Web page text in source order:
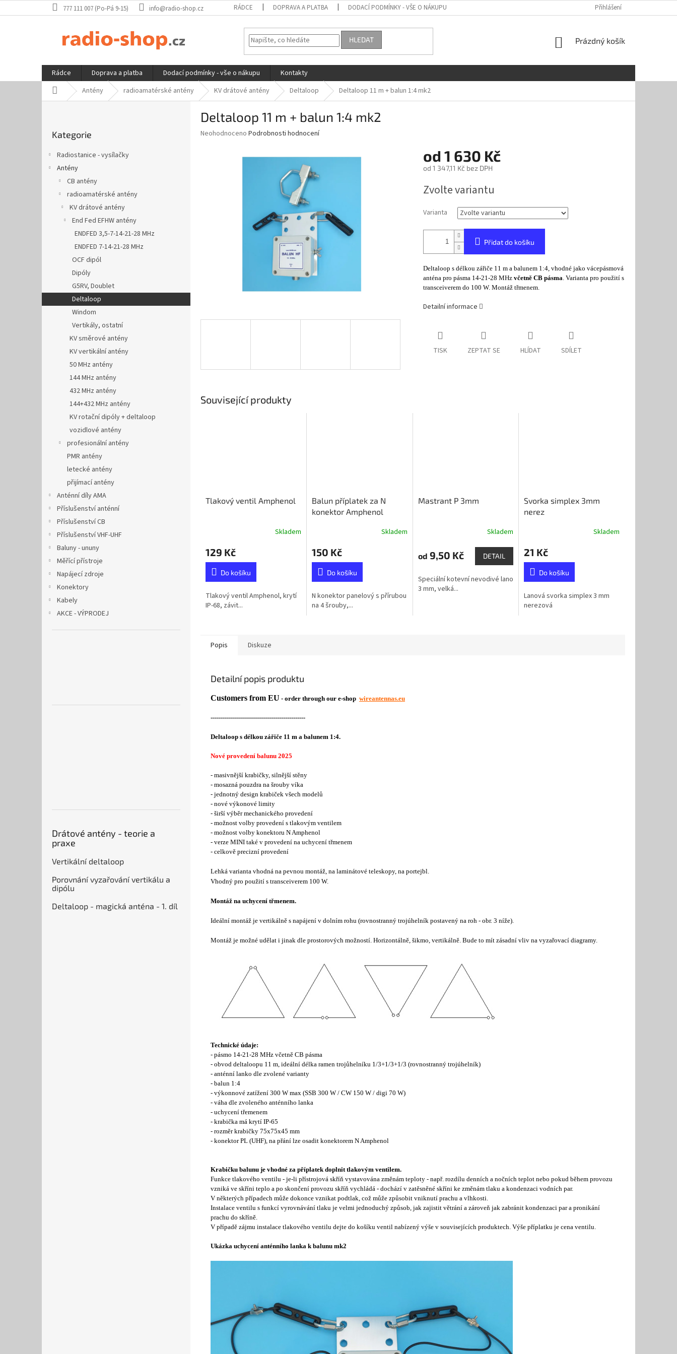
na
777 111 007 (Po-Pá 9-15) info@radio-shop.cz RÁDCE DOPRAVA A PLATBA DODACÍ PODMÍNKY - VŠE O NÁKUPU REKLAMAČNÍ ŘÁD GDPR
Přihlášení
HLEDAT
NÁKUPNÍ
Prázdný košík
Rádce Doprava a platba Dodací podmínky - vše o nákupu
Kontakty
Domů Antény radioamatérské antény KV drátové antény Deltaloop Deltaloop 11 m + balun 1:4 mk2
kategorie
Kategorie
Radiostanice - vysílačky
Antény
CB antény
radioamatérské antény
KV drátové antény
End Fed EFHW antény
ENDFED 3,5-7-14-21-28 MHz
ENDFED 7-14-21-28 MHz
OCF dipól
Dipóly
G5RV, Doublet
Deltaloop
Windom
Vertikály, ostatní
KV směrové antény
KV vertikální antény
50 MHz antény
144 MHz antény
432 MHz antény
144+432 MHz antény
KV rotační dipóly + deltaloop
vozidlové antény
profesionální antény
PMR antény
letecké antény
přijímací antény
Anténní díly AMA
Příslušenství anténní
Příslušenství CB
Příslušenství VHF-UHF
Baluny - ununy
Měřící přístroje
Napájecí zdroje
Konektory
Kabely
AKCE - VÝPRODEJ
Drátové antény - teorie a
praxe
Vertikální deltaloop
Porovnání vyzařování vertikálu a
dipólu
Deltaloop - magická anténa - 1. díl
Deltaloop 11 m + balun 1:4 mk2
Průměrné
Neohodnoceno Podrobnosti hodnocení
od 1 630 Kč
od 1 347,11 Kčbez DPH
cena:
Zvolte variantu
Varianta
Přidat do košíku
Deltaloop s délkou zářiče 11 m a balunem 1:4, vhodné jako vácepásmová
anténa pro pásma 14-21-28 MHz včetně CB pásma. Varianta pro použití s
transceiverem do 100 W. Montáž třmenem.
Detailní informace
TISK ZEPTAT SE HLÍDAT SDÍLET
Související produkty
Tlakový ventil Amphenol
Skladem
129 Kč
Do košíku
Tlakový ventil Amphenol, krytí
IP-68, závit...
Balun příplatek za N
konektor Amphenol
Skladem
150 Kč
Do košíku
N konektor panelový s přírubou
na 4 šrouby,...
Mastrant P 3mm
Skladem
od 9,50 Kč DETAIL
Speciální kotevní nevodivé lano
3 mm, velká...
Svorka simplex 3mm
nerez
Skladem
21 Kč
Do košíku
Lanová svorka simplex 3 mm
nerezová
Popis Diskuze
Detailní popis produktu
Customers from EU - order through our e-shop wireantennas.eu
-----------------------------------------------
Deltaloop s délkou zářiče 11 m a balunem 1:4.
Nové provedení balunu 2025
- masivnější krabičky, silnější stěny
- mosazná pouzdra na šrouby víka
- jednotný design krabiček všech modelů
- nové výkonové limity
- širší výběr mechanického provedení
- možnost volby provedení s tlakovým ventilem
- možnost volby konektoru N Amphenol
- verze MINI také v provedení na uchycení třmenem
- celkově precizní provedení
Lehká varianta vhodná na pevnou montáž, na laminátové teleskopy, na portejbl.
Vhodný pro použití s transceiverem 100 W.
Montáž na uchycení třmenem.
Ideální montáž je vertikálně s napájení v dolním rohu (rovnostranný trojúhelník postavený na roh - obr. 3 níže).
Montáž je možné udělat i jinak dle prostorových možností. Horizontálně, šikmo, vertikálně. Bude to mít zásadní vliv na vyzařovací diagramy.
Technické údaje:
- pásmo 14-21-28 MHz včetně CB pásma
- obvod deltaloopu 11 m, ideální délka ramen trojůhelníku 1/3+1/3+1/3 (rovnostranný trojúhelník)
- anténní lanko dle zvolené varianty
- balun 1:4
- výkonnové zatížení 300 W max (SSB 300 W / CW 150 W / digi 70 W)
- váha dle zvoleného anténního lanka
- uchycení třemenem
- krabička má krytí IP-65
- rozměr krabičky 75x75x45 mm
- konektor PL (UHF), na přání lze osadit konektorem N Amphenol
Krabičku balunu je vhodné za příplatek doplnit tlakovým ventilem.
Funkce tlakového ventilu - je-li přístrojová skříň vystavována změnám teploty - např. rozdílu denních a nočních teplot nebo pokud během provozu
vzniká ve skříni teplo a po skončení provozu skříň vychládá - dochází v zatěsněné skříni ke změnám tlaku a kondenzaci vodních par.
V některých případech může dokonce vznikat podtlak, což může způsobit vniknutí prachu a vlhkosti.
Instalace ventilu s funkcí vyrovnávání tlaku je velmi jednoduchý způsob, jak zajistit větrání a zároveň jak zabránit kondenzaci par a pronikání
prachu do skříně.
V případě zájmu instalace tlakového ventilu dejte do košíku ventil nabízený výše v souvisejících produktech. Výše příplatku je cena ventilu.
Ukázka uchycení anténního lanka k balunu mk2